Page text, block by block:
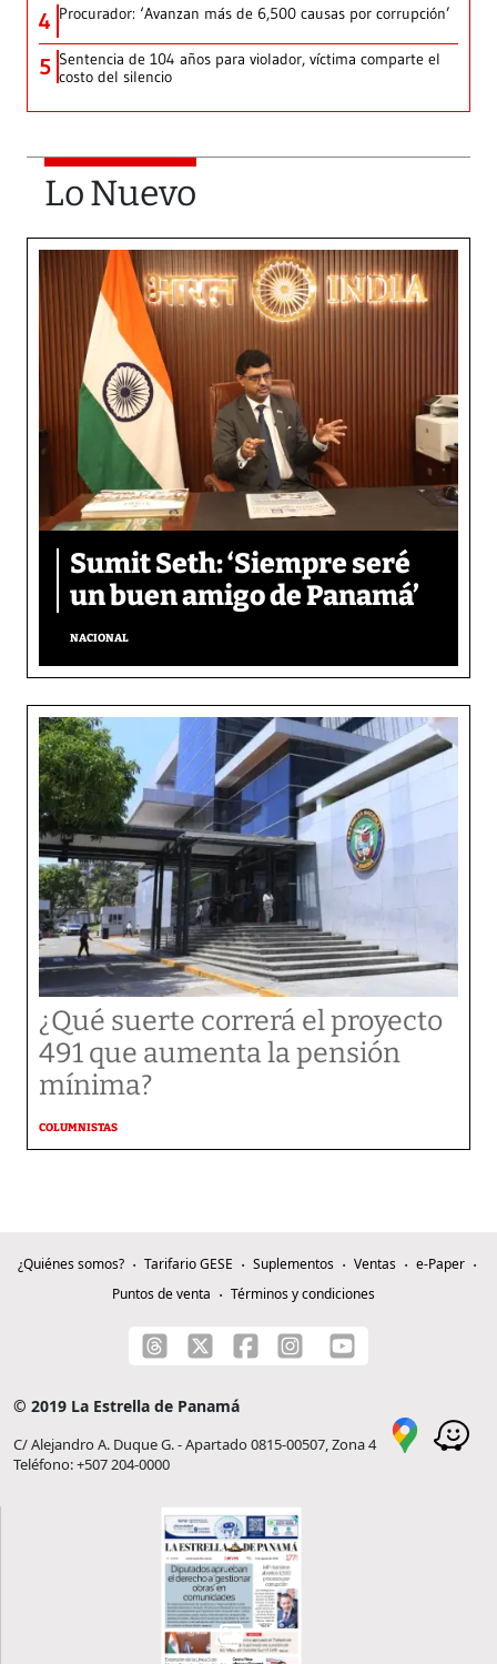
4 Procurador: ‘Avanzan más de 6,500 causas por corrupción’
5 Sentencia de 104 años para violador, víctima comparte el
costo del silencio
Lo Nuevo
Sumit Seth: ‘Siempre seré
un buen amigo de Panamá’
NACIONAL
¿Qué suerte correrá el proyecto
491 que aumenta la pensión
mínima?
COLUMNISTAS
¿Quiénes somos? Tarifario GESE Suplementos Ventas
e-Paper
Puntos de venta
Términos y condiciones
© 2019 La Estrella de Panamá
C/ Alejandro A. Duque G. - Apartado 0815-00507, Zona 4
Teléfono: +507 204-0000